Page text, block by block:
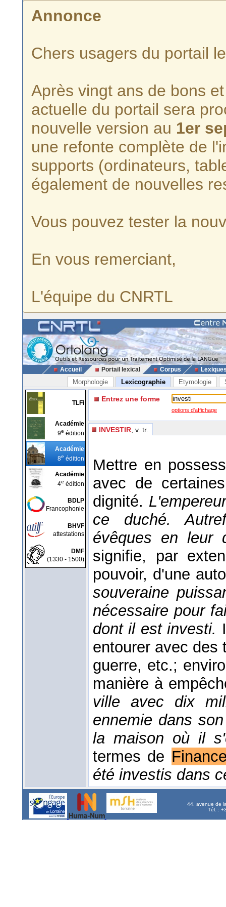
Annonce
Chers usagers du portail
Après vingt ans de bons
actuelle du portail sera
nouvelle version au 1er
une refonte complète de
supports (ordinateurs,
également de nouvelles
Vous pouvez tester la
En vous remerciant,
L'équipe du CNRTL
Accueil Portail lexical Corpus
Morphologie Lexicographie Etymologie
TLFi
Académie
9e édition
Académie
8e édition
Académie
4e édition
BDLP
Francophonie
BHVF
attestations
DMF
(1330 - 1500)
Entrez une forme
options d'affichage
INVESTIR , v. tr.
Mettre en
avec de
dignité.
ce duché.
évêques en leur
signifie, par
pouvoir, d'une
souveraine
nécessaire pour
dont il est investi.
entourer avec des
guerre, etc.;
manière à
ville avec dix
ennemie dans
la maison où il
termes de
été investis dans
44, avenue de
Tél. :